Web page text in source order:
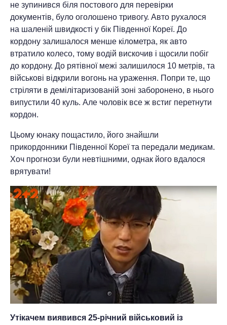
не зупинився біля постового для перевірки
документів, було оголошено тривогу. Авто рухалося
на шаленій швидкості у бік Південної Кореї. До
кордону залишалося менше кілометра, як авто
втратило колесо, тому водій вискочив і щосили побіг
до кордону. До рятівної межі залишилося 10 метрів, та
військові відкрили вогонь на ураження. Попри те, що
стріляти в демілітаризованій зоні заборонено, в нього
випустили 40 куль. Але чоловік все ж встиг перетнути
кордон.
Цьому юнаку пощастило, його знайшли
прикордонники Південної Кореї та передали медикам.
Хоч прогнози були невтішними, однак його вдалося
врятувати!
Утікачем виявився 25-річний військовий із